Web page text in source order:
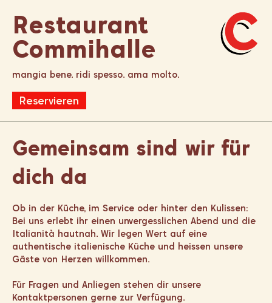
Restaurant
Commihalle
mangia bene. ridi spesso. ama molto.
Reservieren
Gemeinsam sind wir für
dich da
Ob in der Küche, im Service oder hinter den Kulissen:
Bei uns erlebt ihr einen unvergesslichen Abend und die
Italianità hautnah. Wir legen Wert auf eine
authentische italienische Küche und heissen unsere
Gäste von Herzen willkommen.
Für Fragen und Anliegen stehen dir unsere
Kontaktpersonen gerne zur Verfügung.